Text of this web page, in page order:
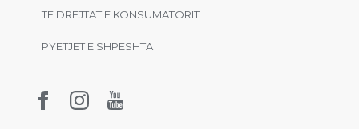
TË DREJTAT E KONSUMATORIT
PYETJET E SHPESHTA